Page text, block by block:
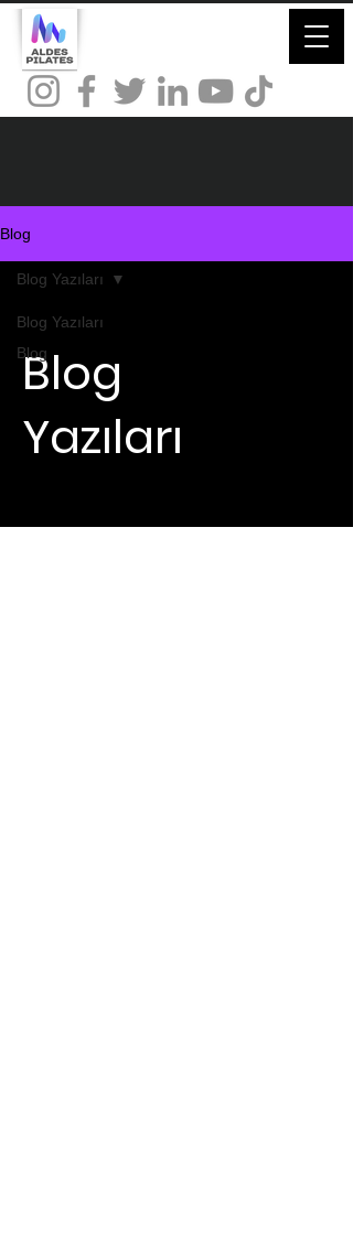
Blog
Blog Yazıları
Blog
Blog Yazıları
Blog
Yazıları